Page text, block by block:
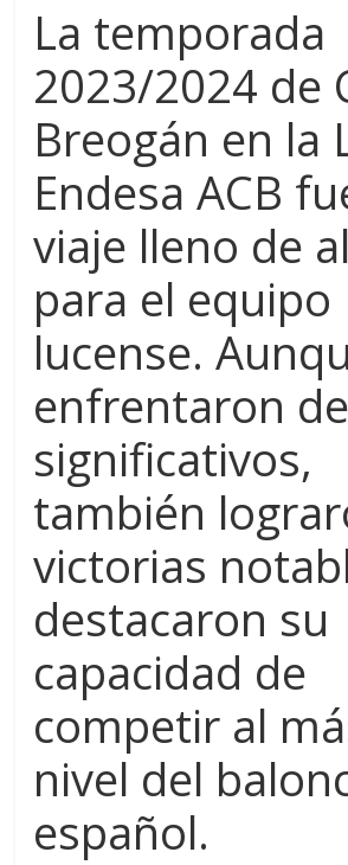
La temporada
2023/2024 de
Breogán en la
Endesa ACB
viaje lleno de
para el equipo
lucense.
enfrentaron
significativos,
también
victorias
destacaron su
capacidad de
competir al
nivel del
español.